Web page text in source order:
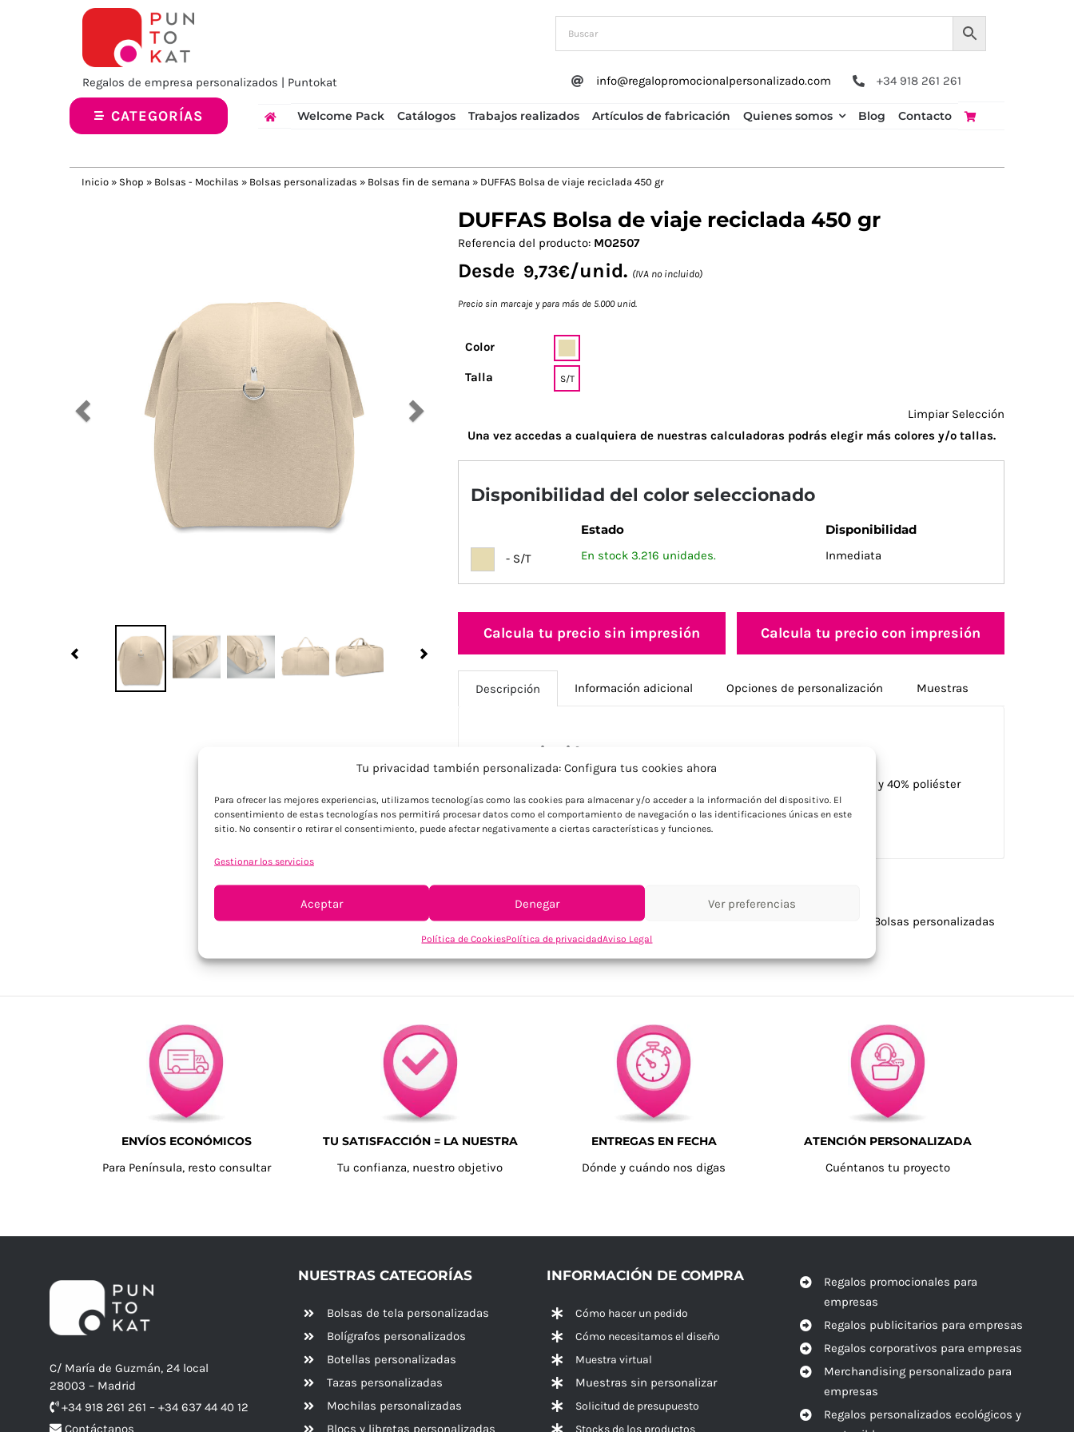
Tu privacidad también personalizada: Configura tus cookies ahora
Para ofrecer las mejores experiencias, utilizamos tecnologías como las cookies para almacenar y/o acceder a la información del dispositivo. El
consentimiento de estas tecnologías nos permitirá procesar datos como el comportamiento de navegación o las identificaciones únicas en este
sitio. No consentir o retirar el consentimiento, puede afectar negativamente a ciertas características y funciones.
Gestionar los servicios
Aceptar Denegar Ver preferencias
Política de CookiesPolítica de privacidadAviso Legal
Regalos de empresa personalizados | Puntokat info@regalopromocionalpersonalizado.com +34 918 261 261
CATEGORÍAS Welcome Pack Catálogos Trabajos realizados Artículos de fabricación Quienes somos Blog Contacto
Inicio » Shop » Bolsas - Mochilas » Bolsas personalizadas » Bolsas fin de semana » DUFFAS Bolsa de viaje reciclada 450 gr
Previous
DUFFAS Bolsa de viaje reciclada 450 gr
Referencia del producto: MO2507
Desde 9,73€/unid. (IVA no incluido)
Precio sin marcaje y para más de 5.000 unid.
Color
Talla S/T
Limpiar Selección
Una vez accedas a cualquiera de nuestras calculadoras podrás elegir más colores y/o tallas.
Disponibilidad del color seleccionado
Estado Disponibilidad
- S/T En stock 3.216 unidades. Inmediata
Calcula tu precio sin impresión Calcula tu precio con impresión
Descripción Información adicional Opciones de personalización Muestras
Descripción
Bolsa de viaje en tejido reciclado de 450 gr/m² (60% algodón reciclado y 40% poliéster
reciclado) con correa de algodón ajustable y desmontable.
MO2507-13
Categorías:Bolsas - Mochilas,Bolsas fin de semana
Bolsas personalizadas
de deporte,Deporte y aventura
ENVÍOS ECONÓMICOS
Para Península, resto consultar
TU SATISFACCIÓN = LA NUESTRA
Tu confianza, nuestro objetivo
ENTREGAS EN FECHA
Dónde y cuándo nos digas
ATENCIÓN PERSONALIZADA
Cuéntanos tu proyecto
C/ María de Guzmán, 24 local
28003 – Madrid
+34 918 261 261 – +34 637 44 40 12
Contáctanos
NUESTRAS CATEGORÍAS
Bolsas de tela personalizadas
Bolígrafos personalizados
Botellas personalizadas
Tazas personalizadas
Mochilas personalizadas
Blocs y libretas personalizadas
INFORMACIÓN DE COMPRA
Cómo hacer un pedido
Cómo necesitamos el diseño
Muestra virtual
Muestras sin personalizar
Solicitud de presupuesto
Stocks de los productos
Regalos promocionales para
empresas
Regalos publicitarios para empresas
Regalos corporativos para empresas
Merchandising personalizado para
empresas
Regalos personalizados ecológicos y